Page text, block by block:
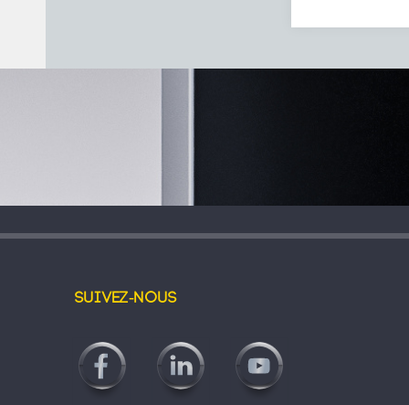
Suivez-nous